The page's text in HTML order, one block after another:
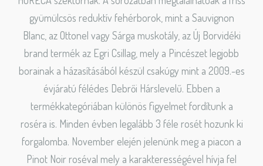
gyümülcsös reduktív fehérborok, mint a Sauvignon
Blanc, az Ottonel vagy Sárga muskotály, az Új Borvidéki
brand termék az Egri Csillag, mely a Pincészet legjobb
borainak a házasításából készül csakúgy mint a 2009.-es
évjáratú félédes Debrői Hárslevelű. Ebben a
termékkategóriában különös figyelmet fordítunk a
roséra is. Minden évben legalább 3 féle rosét hozunk ki
forgalomba. November elején jelenünk meg a piacon a
Pinot Noir roséval mely a karakterességével hívja fel